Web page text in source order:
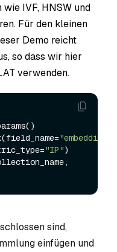
IVF, HNSW und
Für den kleinen
Demo reicht
so dass wir hier
verwenden.
"embedding"
"IP")
sind,
einfügen und